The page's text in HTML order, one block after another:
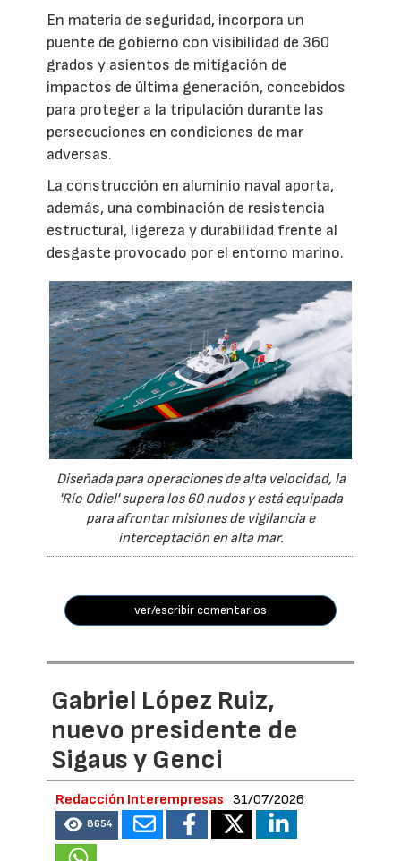
En materia de seguridad, incorpora un
puente de gobierno con visibilidad de 360
grados y asientos de mitigación de
impactos de última generación, concebidos
para proteger a la tripulación durante las
persecuciones en condiciones de mar
adversas.
La construcción en aluminio naval aporta,
además, una combinación de resistencia
estructural, ligereza y durabilidad frente al
desgaste provocado por el entorno marino.
Diseñada para operaciones de alta velocidad, la
'Río Odiel' supera los 60 nudos y está equipada
para afrontar misiones de vigilancia e
interceptación en alta mar.
ver/escribir comentarios
Gabriel López Ruiz,
nuevo presidente de
Sigaus y Genci
Redacción Interempresas 31/07/2026
8654